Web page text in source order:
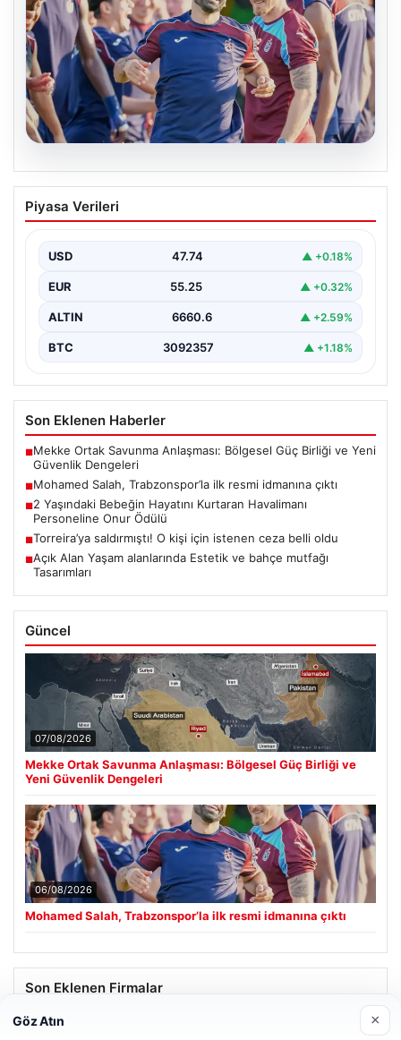
06.08.2026
Mohamed Salah, Trabzonspor’la ilk
resmi idmanına çıktı
Trabzonspor, kadrosuna kattığı Mohamed Salah ile ilk
antrenmanını gerçekleştirmenin…
Piyasa Verileri
USD 47.74 ▲ +0.18%
EUR 55.25 ▲ +0.32%
ALTIN 6660.6 ▲ +2.59%
BTC 3092357 ▲ +1.18%
Son Eklenen Haberler
■Mekke Ortak Savunma Anlaşması: Bölgesel Güç Birliği ve Yeni
Güvenlik Dengeleri
■Mohamed Salah, Trabzonspor’la ilk resmi idmanına çıktı
■2 Yaşındaki Bebeğin Hayatını Kurtaran Havalimanı
Personeline Onur Ödülü
■Torreira’ya saldırmıştı! O kişi için istenen ceza belli oldu
■Açık Alan Yaşam alanlarında Estetik ve bahçe mutfağı
Tasarımları
Güncel
07/08/2026
Mekke Ortak Savunma Anlaşması: Bölgesel Güç Birliği ve
Yeni Güvenlik Dengeleri
06/08/2026
Mohamed Salah, Trabzonspor’la ilk resmi idmanına çıktı
Son Eklenen Firmalar
Göz Atın ×